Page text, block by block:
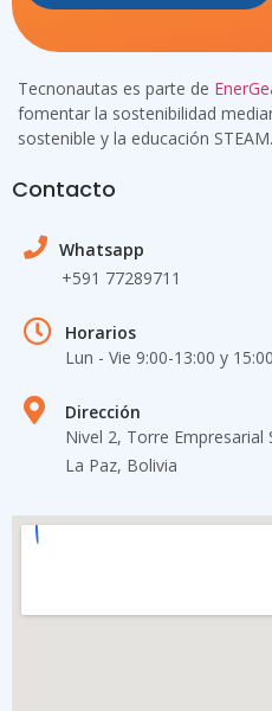
Tecnonautas es parte de
fomentar la sostenibilidad
sostenible y la educación STEAM.
Contacto
Whatsapp
+591 77289711
Horarios
Lun - Vie 9:00-13:00 y
Dirección
Nivel 2, Torre Empresarial
La Paz, Bolivia